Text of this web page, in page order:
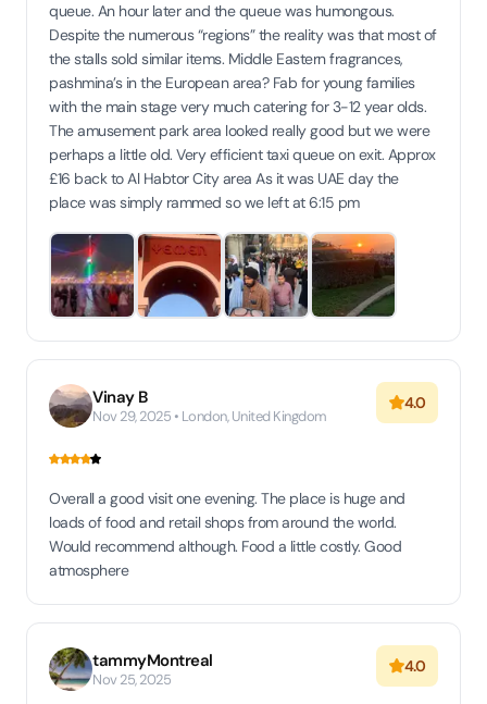
queue. An hour later and the queue was humongous.
Despite the numerous “regions” the reality was that most of
the stalls sold similar items. Middle Eastern fragrances,
pashmina’s in the European area? Fab for young families
with the main stage very much catering for 3-12 year olds.
The amusement park area looked really good but we were
perhaps a little old. Very efficient taxi queue on exit. Approx
£16 back to Al Habtor City area As it was UAE day the
place was simply rammed so we left at 6:15 pm
Vinay B
Nov 29, 2025 • London, United Kingdom
4.0
Overall a good visit one evening. The place is huge and
loads of food and retail shops from around the world.
Would recommend although. Food a little costly. Good
atmosphere
tammyMontreal
Nov 25, 2025
4.0